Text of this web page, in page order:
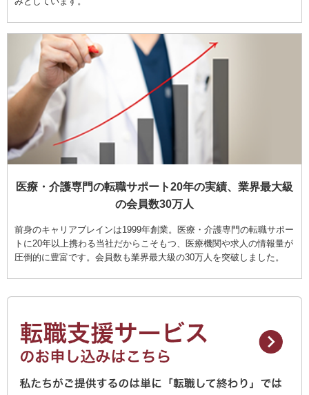
医療・介護専門の転職サポート20年の実績、業界最大級
の会員数30万人
前身のキャリアブレインは1999年創業。医療・介護専門の転職サポー
トに20年以上携わる当社だからこそもつ、医療機関や求人の情報量が
圧倒的に豊富です。会員数も業界最大級の30万人を突破しました。